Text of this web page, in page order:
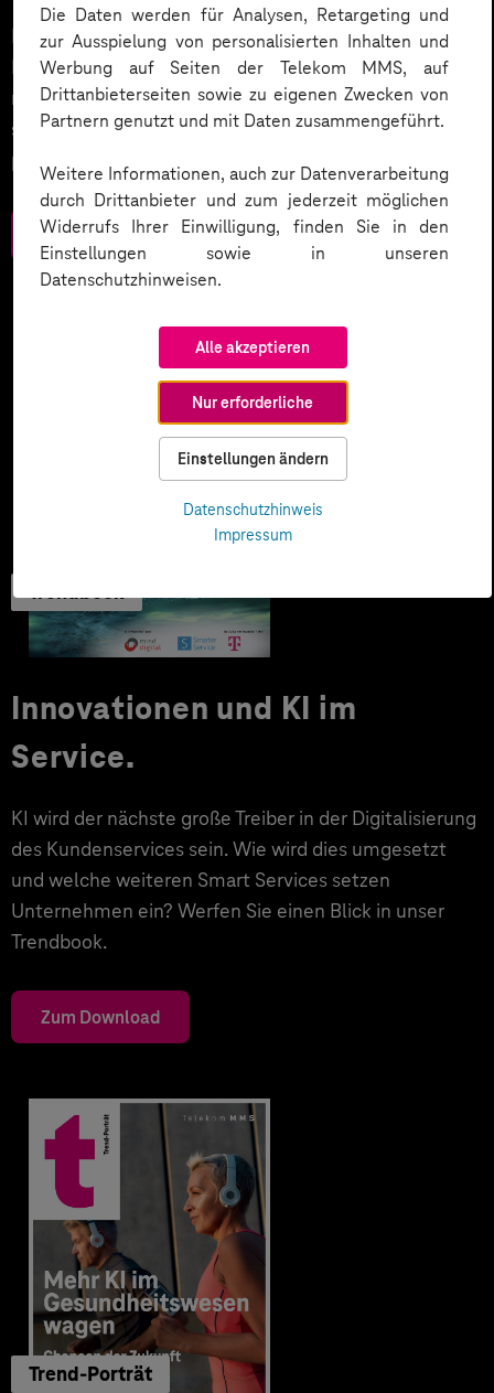
Die Daten werden für Analysen, Retargeting und
zur Ausspielung von personalisierten Inhalten und
Werbung auf Seiten der Telekom MMS, auf
Drittanbieterseiten sowie zu eigenen Zwecken von
Partnern genutzt und mit Daten zusammengeführt.
Weitere Informationen, auch zur Datenverarbeitung
durch Drittanbieter und zum jederzeit möglichen
Widerrufs Ihrer Einwilligung, finden Sie in den
Einstellungen sowie in unseren
Datenschutzhinweisen.
Alle akzeptieren
Nur erforderliche
Einstellungen ändern
Datenschutzhinweis
Impressum
Datenschutz in KI-Projekten leicht gemacht:
Entdecken Sie 10 entscheidende Schritte, um
rechtliche Anforderungen zu erfüllen, Vertrauen zu
stärken und Innovation sicher zu gestalten – inklusive
praktischer Checkliste zum Download.
Zum Download
Trendbook
Innovationen und KI im
Service.
KI wird der nächste große Treiber in der Digitalisierung
des Kundenservices sein. Wie wird dies umgesetzt
und welche weiteren Smart Services setzen
Unternehmen ein? Werfen Sie einen Blick in unser
Trendbook.
Zum Download
Trend-Porträt